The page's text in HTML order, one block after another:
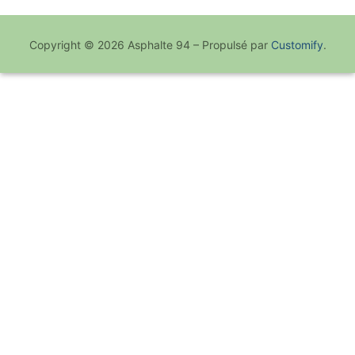
Copyright © 2026 Asphalte 94 – Propulsé par Customify.